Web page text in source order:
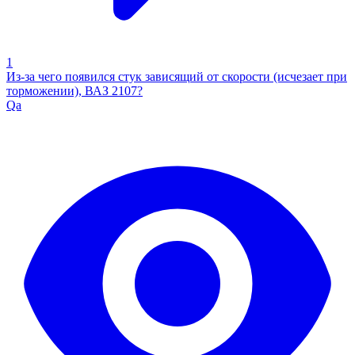
1
Из-за чего появился стук зависящий от скорости (исчезает при
торможении), ВАЗ 2107?
Qa